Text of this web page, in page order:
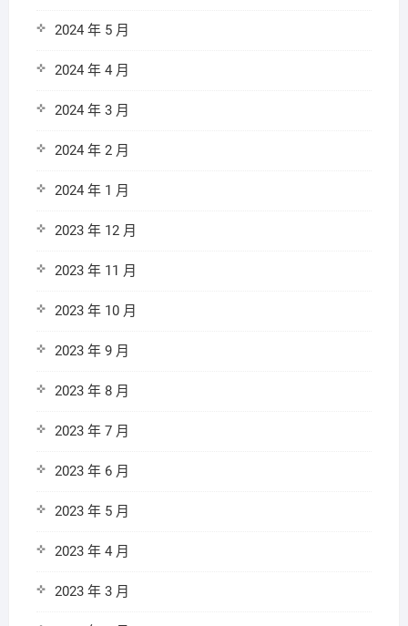
2024 年 5 月
2024 年 4 月
2024 年 3 月
2024 年 2 月
2024 年 1 月
2023 年 12 月
2023 年 11 月
2023 年 10 月
2023 年 9 月
2023 年 8 月
2023 年 7 月
2023 年 6 月
2023 年 5 月
2023 年 4 月
2023 年 3 月